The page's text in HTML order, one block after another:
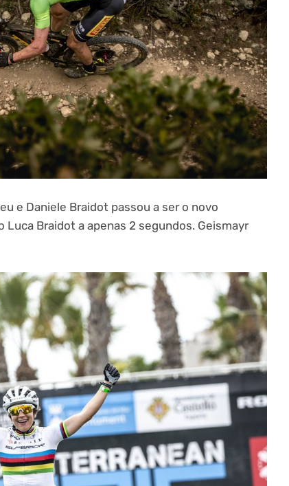
e Daniele Braidot passou a ser o novo
Luca Braidot a apenas 2 segundos. Geismayr